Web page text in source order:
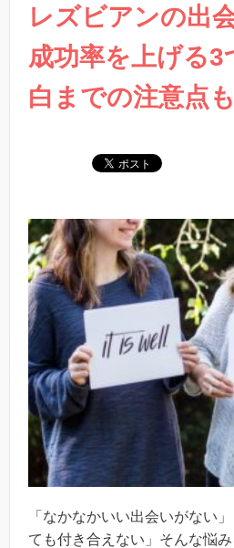
レズビアンの出
成功率を上げる3
白までの注意点
「なかなかいい出会いがない
ても付き合えない」そんな悩